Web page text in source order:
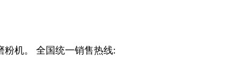
粉机。 全国统一销售热线: